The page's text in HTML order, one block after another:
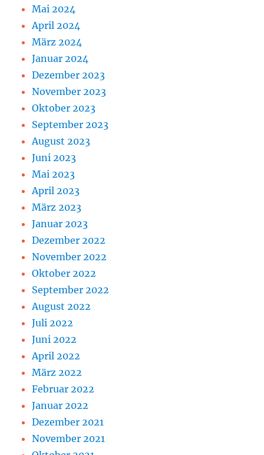
Mai 2024
April 2024
März 2024
Januar 2024
Dezember 2023
November 2023
Oktober 2023
September 2023
August 2023
Juni 2023
Mai 2023
April 2023
März 2023
Januar 2023
Dezember 2022
November 2022
Oktober 2022
September 2022
August 2022
Juli 2022
Juni 2022
April 2022
März 2022
Februar 2022
Januar 2022
Dezember 2021
November 2021